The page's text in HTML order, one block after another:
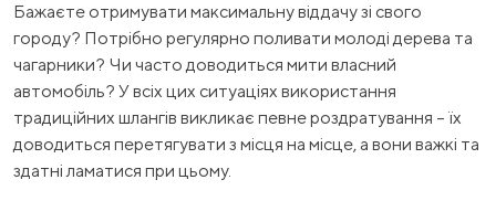
Бажаєте отримувати максимальну віддачу зі свого
городу? Потрібно регулярно поливати молоді дерева та
чагарники? Чи часто доводиться мити власний
автомобіль? У всіх цих ситуаціях використання
традиційних шлангів викликає певне роздратування – їх
доводиться перетягувати з місця на місце, а вони важкі та
здатні ламатися при цьому.